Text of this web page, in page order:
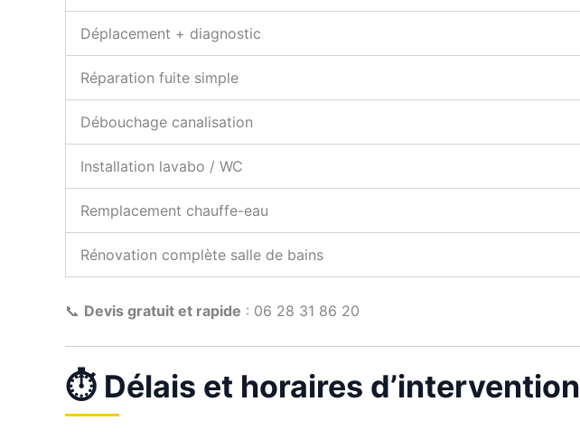
Déplacement + diagnostic
Réparation fuite simple
Débouchage canalisation
Installation lavabo / WC
Remplacement chauffe-eau
Rénovation complète salle de bains
📞 Devis gratuit et rapide : 06 28 31 86 20
⏱️ Délais et horaires d’intervention